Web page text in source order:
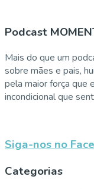
Podcast
Mais do que um
sobre mães e pais,
pela maior força que
incondicional que
Siga-nos no
Categorias